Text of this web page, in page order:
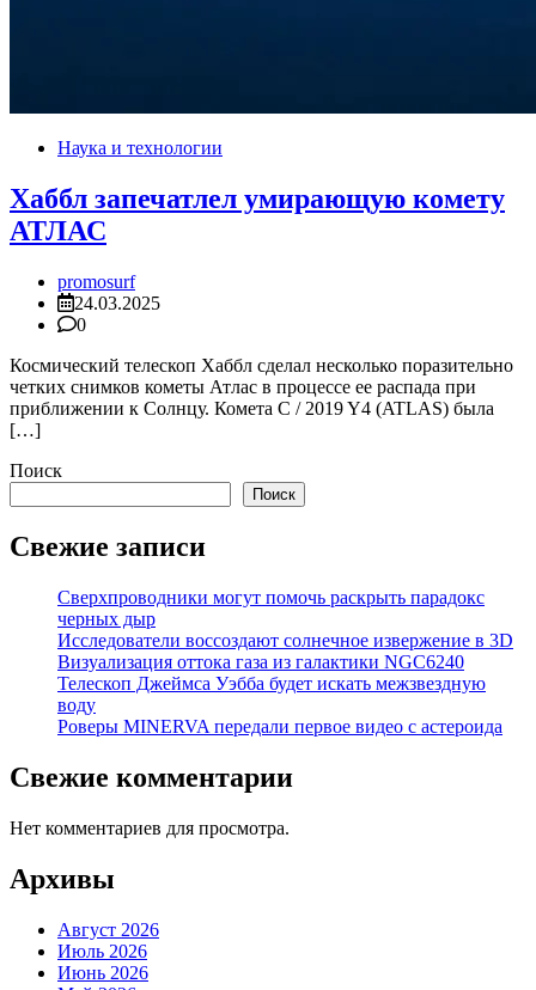
Наука и технологии
Хаббл запечатлел умирающую комету
АТЛАС
promosurf
24.03.2025
0
Космический телескоп Хаббл сделал несколько поразительно
четких снимков кометы Атлас в процессе ее распада при
приближении к Солнцу. Комета C / 2019 Y4 (ATLAS) была
[…]
Поиск
Поиск
Свежие записи
Сверхпроводники могут помочь раскрыть парадокс
черных дыр
Исследователи воссоздают солнечное извержение в 3D
Визуализация оттока газа из галактики NGC6240
Телескоп Джеймса Уэбба будет искать межзвездную
воду
Роверы MINERVA передали первое видео с астероида
Свежие комментарии
Нет комментариев для просмотра.
Архивы
Август 2026
Июль 2026
Июнь 2026